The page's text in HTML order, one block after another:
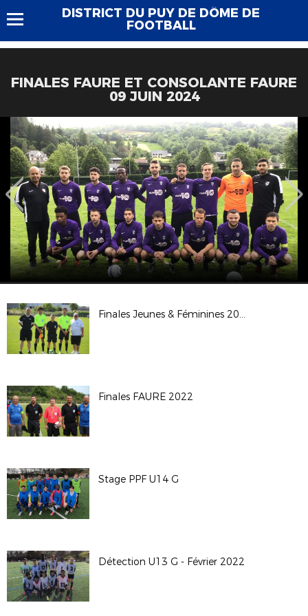
DISTRICT DU PUY DE DÔME DE
FOOTBALL
FINALES FAURE ET CONSOLANTE FAURE
09 JUIN 2024
Finales Jeunes & Féminines 2022
Finales FAURE 2022
Stage PPF U14 G
Détection U13 G - Février 2022